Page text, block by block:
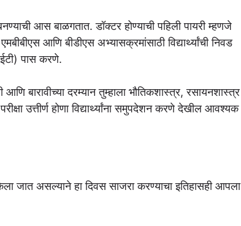
आस बाळगतात. डॉक्टर होण्याची पहिली पायरी म्हणजे
आणि बीडीएस अभ्यासक्रमांसाठी विद्यार्थ्यांची निवड
पास करणे.
बारावीच्या दरम्यान तुम्हाला भौतिकशास्त्र, रसायनशास्त्र
उत्तीर्ण होणा विद्यार्थ्यांना समुपदेशन करणे देखील आवश्यक
जात असल्याने हा दिवस साजरा करण्याचा इतिहासही आपला